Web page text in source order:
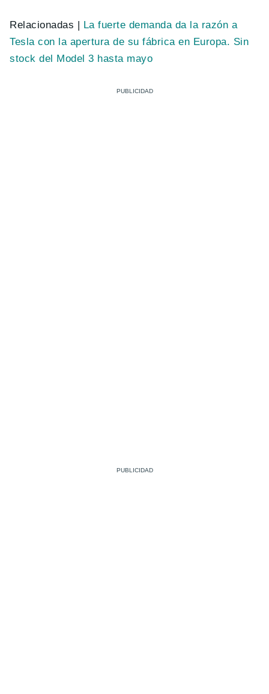
Relacionadas | La fuerte demanda da la razón a
Tesla con la apertura de su fábrica en Europa. Sin
stock del Model 3 hasta mayo